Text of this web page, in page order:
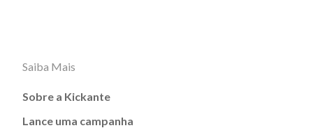
Saiba Mais
Sobre a Kickante
Lance uma campanha